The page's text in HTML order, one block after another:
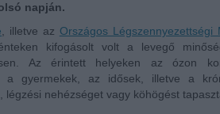
napján.
, illetve az Országos Légszennyezettségi
kifogásolt volt a levegő
Az érintett helyeken az ózon
a gyermekek, az idősek, illetve a
nehézséget vagy köhögést